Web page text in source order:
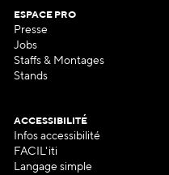
ESPACE PRO
Presse
Jobs
Staffs & Montages
Stands
ACCESSIBILITÉ
Infos accessibilité
FACIL'iti
Langage simple